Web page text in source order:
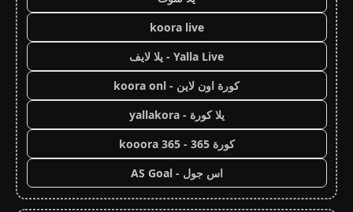
koora live
Yalla Live - يلا لايف
كورة اون لاين - koora onl
يلا كورة - yallakora
كورة 365 - kooora 365
اس جول - AS Goal